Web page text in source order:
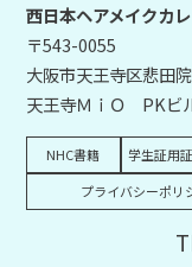
西日本ヘアメイクカ
〒543-0055
大阪市天王寺区悲田
天王寺ＭｉＯ PKビ
NHC書籍 学生証用
プライバシーポリ